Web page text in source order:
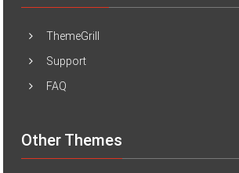
ThemeGrill
Support
FAQ
Other Themes